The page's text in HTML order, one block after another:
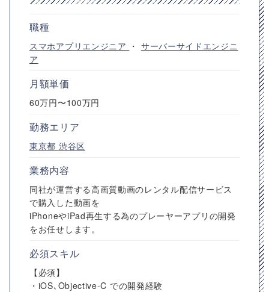
職種
スマホアプリエンジニア ・ サーバーサイドエンジニ
ア
月額単価
60万円〜100万円
勤務エリア
東京都 渋谷区
業務内容
同社が運営する高画質動画のレンタル配信サービス
で購入した動画を
iPhoneやiPad再生する為のプレーヤーアプリの開発
をお任せします。
必須スキル
【必須】
・iOS､Objective-C での開発経験